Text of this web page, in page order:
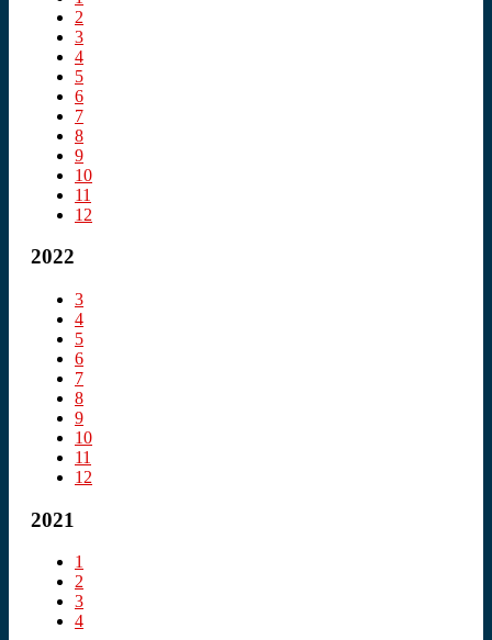
2
3
4
5
6
7
8
9
10
11
12
2022
3
4
5
6
7
8
9
10
11
12
2021
1
2
3
4